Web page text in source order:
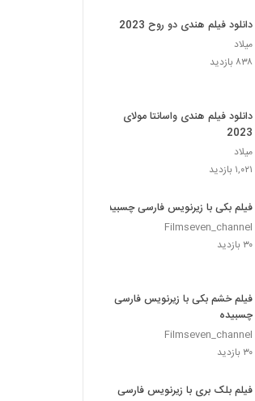
دانلود فیلم هندی دو روح 2023
میلاد
۸۳۸ بازدید
دانلود فیلم هندی واسانتا مولای
2023
میلاد
۱,۰۲۱ بازدید
فیلم بکی با زیرنویس فارسی چسبیده
Filmseven_channel
۳۰ بازدید
فیلم خشم بکی با زیرنویس فارسی
چسبیده
Filmseven_channel
۳۰ بازدید
فیلم بلک بری با زیرنویس فارسی